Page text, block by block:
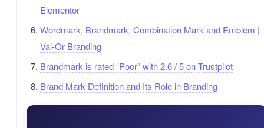
Elementor
Wordmark, Brandmark, Combination Mark and Emblem |
Val-Or Branding
Brandmark is rated “Poor” with 2.6 / 5 on Trustpilot
Brand Mark Definition and Its Role in Branding